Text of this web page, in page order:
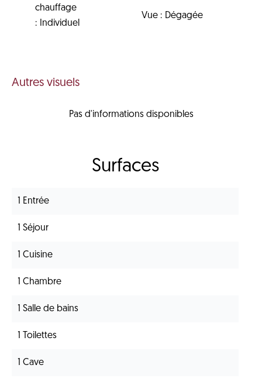
chauffage
Individuel
Vue Dégagée
Autres visuels
Pas d'informations disponibles
Surfaces
1 Entrée
1 Séjour
1 Cuisine
1 Chambre
1 Salle de bains
1 Toilettes
1 Cave